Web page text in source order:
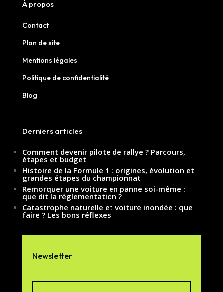
À propos
Contact
Plan de site
Mentions légales
Politique de confidentialité
Blog
Derniers articles
Comment devenir pilote de rallye ? Parcours,
étapes et budget
Histoire de la Formule 1 : origines, évolution et
grandes étapes du championnat
Remorquer une voiture en panne soi-même :
que dit la réglementation ?
Catastrophe naturelle et voiture inondée : que
faire ? Les bons réflexes
Newsletter